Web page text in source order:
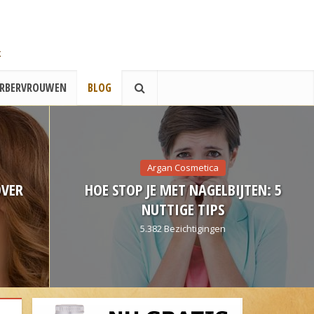
BLOG
HOE STOP JE MET NAGELBIJTEN: 5
NUTTIGE TIPS
5.382 Bezichtigingen